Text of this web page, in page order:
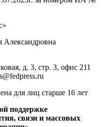
Александровна
д. 3, стр. 3, офис 211
для лиц старше 16 лет
поддержке
связи и массовых